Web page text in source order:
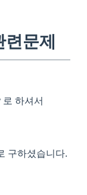
문제
로 하셔서
구하셨습니다.